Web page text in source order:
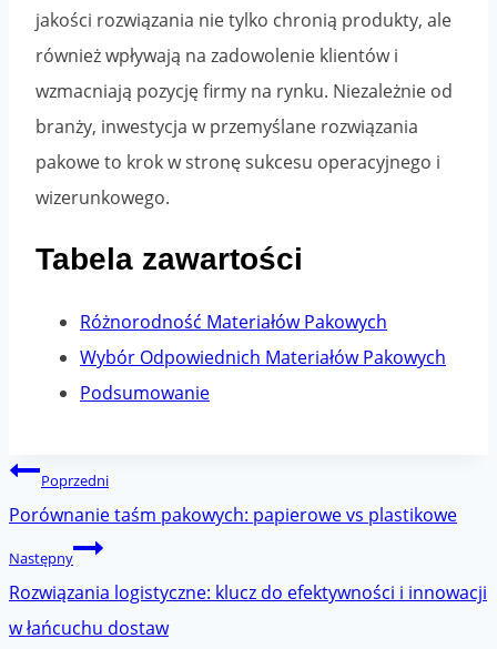
jakości rozwiązania nie tylko chronią produkty, ale
również wpływają na zadowolenie klientów i
wzmacniają pozycję firmy na rynku. Niezależnie od
branży, inwestycja w przemyślane rozwiązania
pakowe to krok w stronę sukcesu operacyjnego i
wizerunkowego.
Tabela zawartości
Różnorodność Materiałów Pakowych
Wybór Odpowiednich Materiałów Pakowych
Podsumowanie
Nawigacja
wpisu
Poprzedni
Porównanie taśm pakowych: papierowe vs plastikowe
Następny
Rozwiązania logistyczne: klucz do efektywności i innowacji
w łańcuchu dostaw